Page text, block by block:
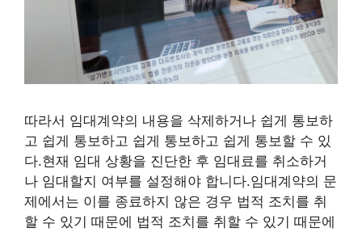
따라서 임대계약의 내용을 삭제하거나 쉽게 통보하
고 쉽게 통보하고 쉽게 통보하고 쉽게 통보할 수 있
다.현재 임대 상황을 진단한 후 임대료를 취소하거
나 임대할지 여부를 설정해야 합니다.임대계약의 문
제에서는 이를 종료하지 않은 경우 법적 조치를 취
할 수 있기 때문에 법적 조치를 취할 수 있기 때문에